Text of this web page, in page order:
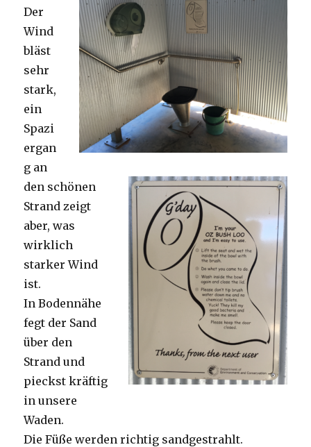
Der
Wind
bläst
sehr
stark,
ein
Spazi
ergan
g an
den schönen
Strand zeigt
aber, was
wirklich
starker Wind
ist.
In Bodennähe
fegt der Sand
über den
Strand und
pieckst kräftig
in unsere
Waden.
Die Füße werden richtig sandgestrahlt.